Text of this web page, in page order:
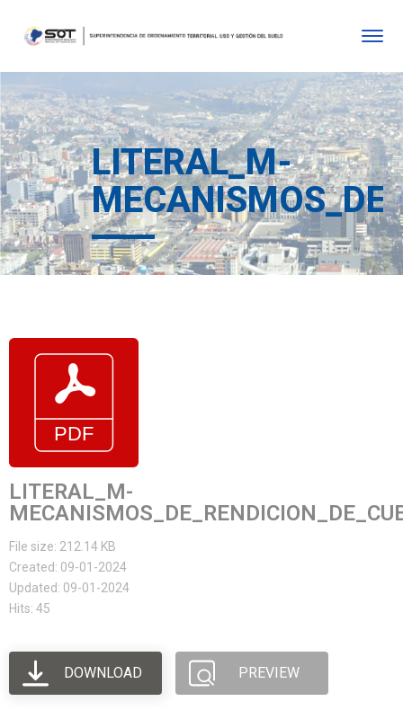
LITERAL_M-
LITERAL_M-
File size: 212.14 KB
Created: 09-01-2024
Updated: 09-01-2024
Hits: 45
DOWNLOAD PREVIEW